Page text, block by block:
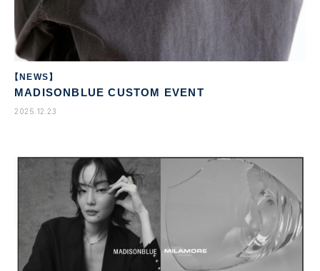
【NEWS】
MADISONBLUE CUSTOM EVENT
2025.12.23